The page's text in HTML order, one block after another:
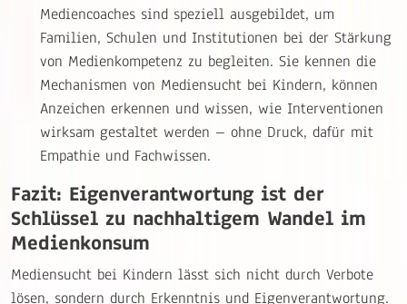
Mediencoaches sind speziell ausgebildet, um
Familien, Schulen und Institutionen bei der Stärkung
von Medienkompetenz zu begleiten. Sie kennen die
Mechanismen von Mediensucht bei Kindern, können
Anzeichen erkennen und wissen, wie Interventionen
wirksam gestaltet werden – ohne Druck, dafür mit
Empathie und Fachwissen.
Fazit: Eigenverantwortung ist der
Schlüssel zu nachhaltigem Wandel im
Medienkonsum
Mediensucht bei Kindern lässt sich nicht durch Verbote
lösen, sondern durch Erkenntnis und Eigenverantwortung.